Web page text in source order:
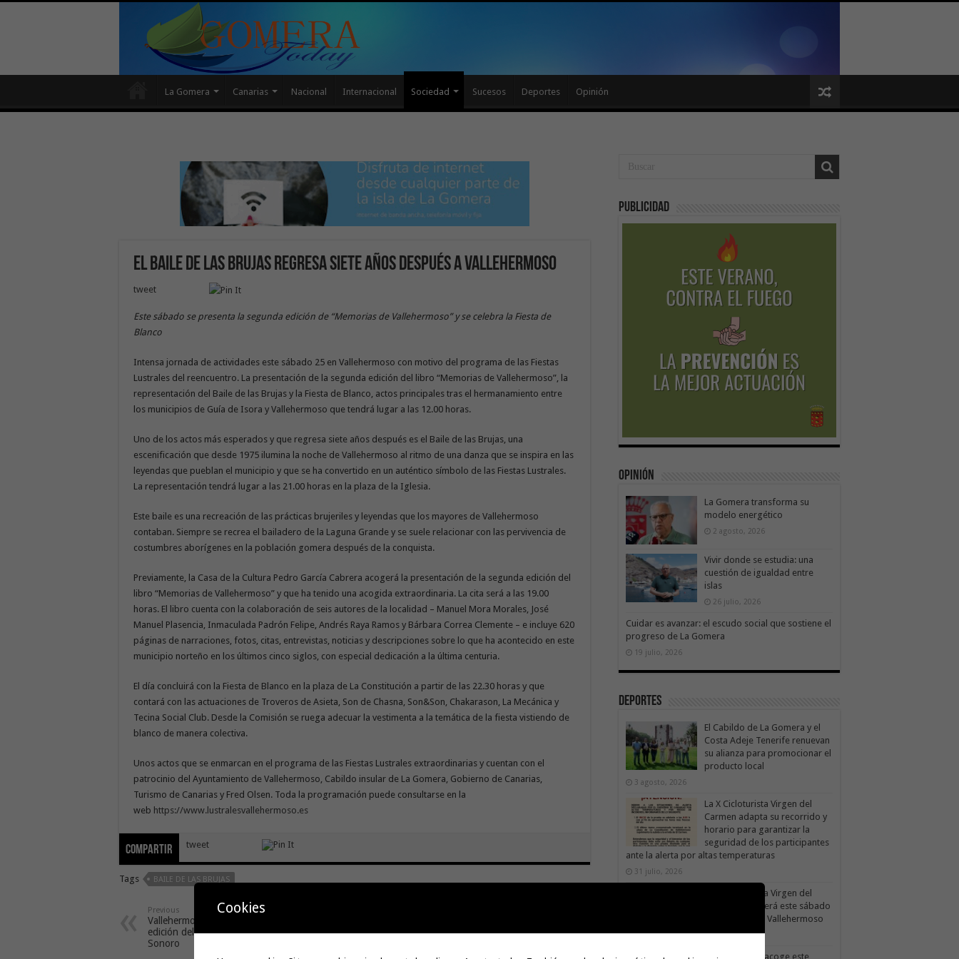
La Gomera Canarias Nacional Internacional Sociedad Sucesos Deportes Opinión
El Baile de las Brujas regresa siete años después a Vallehermoso
tweet
Este sábado se presenta la segunda edición de “Memorias de Vallehermoso” y se celebra la Fiesta de
Blanco
Intensa jornada de actividades este sábado 25 en Vallehermoso con motivo del programa de las Fiestas
Lustrales del reencuentro. La presentación de la segunda edición del libro “Memorias de Vallehermoso”, la
representación del Baile de las Brujas y la Fiesta de Blanco, actos principales tras el hermanamiento entre
los municipios de Guía de Isora y Vallehermoso que tendrá lugar a las 12.00 horas.
Uno de los actos más esperados y que regresa siete años después es el Baile de las Brujas, una
escenificación que desde 1975 ilumina la noche de Vallehermoso al ritmo de una danza que se inspira en las
leyendas que pueblan el municipio y que se ha convertido en un auténtico símbolo de las Fiestas Lustrales.
La representación tendrá lugar a las 21.00 horas en la plaza de la Iglesia.
Este baile es una recreación de las prácticas brujeriles y leyendas que los mayores de Vallehermoso
contaban. Siempre se recrea el bailadero de la Laguna Grande y se suele relacionar con las pervivencia de
costumbres aborígenes en la población gomera después de la conquista.
Previamente, la Casa de la Cultura Pedro García Cabrera acogerá la presentación de la segunda edición del
libro “Memorias de Vallehermoso” y que ha tenido una acogida extraordinaria. La cita será a las 19.00
horas. El libro cuenta con la colaboración de seis autores de la localidad – Manuel Mora Morales, José
Manuel Plasencia, Inmaculada Padrón Felipe, Andrés Raya Ramos y Bárbara Correa Clemente – e incluye 620
páginas de narraciones, fotos, citas, entrevistas, noticias y descripciones sobre lo que ha acontecido en este
municipio norteño en los últimos cinco siglos, con especial dedicación a la última centuria.
El día concluirá con la Fiesta de Blanco en la plaza de La Constitución a partir de las 22.30 horas y que
contará con las actuaciones de Troveros de Asieta, Son de Chasna, Son&Son, Chakarason, La Mecánica y
Tecina Social Club. Desde la Comisión se ruega adecuar la vestimenta a la temática de la fiesta vistiendo de
blanco de manera colectiva.
Unos actos que se enmarcan en el programa de las Fiestas Lustrales extraordinarias y cuentan con el
patrocinio del Ayuntamiento de Vallehermoso, Cabildo insular de La Gomera, Gobierno de Canarias,
Turismo de Canarias y Fred Olsen. Toda la programación puede consultarse en la
web https://www.lustralesvallehermoso.es
Compartir tweet
Tags BAILE DE LAS BRUJAS
Previous
Vallehermoso acoge la XVIII
edición del Festival Atlántico
Sonoro
Casimiro Curbelo
Publicidad
Opinión
La Gomera transforma su
modelo energético
2 agosto, 2026
Vivir donde se estudia: una
cuestión de igualdad entre
islas
26 julio, 2026
Cuidar es avanzar: el escudo social que sostiene el
progreso de La Gomera
19 julio, 2026
Deportes
El Cabildo de La Gomera y el
Costa Adeje Tenerife renuevan
su alianza para promocionar el
producto local
3 agosto, 2026
La X Cicloturista Virgen del
Carmen adapta su recorrido y
horario para garantizar la
seguridad de los participantes
ante la alerta por altas temperaturas
31 julio, 2026
La X Cicloturista Virgen del
Carmen recorrerá este sábado
los paisajes de Vallehermoso
30 julio, 2026
Valle Gran Rey acoge este
Cookies